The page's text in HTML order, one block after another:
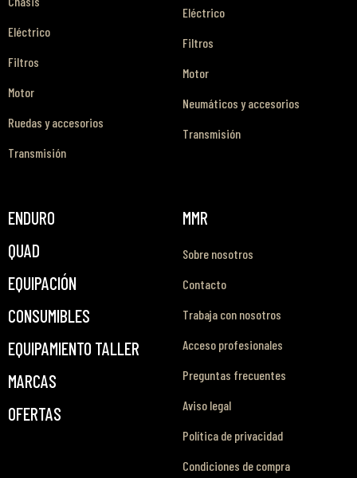
Eléctrico
Filtros
Motor
Ruedas y accesorios
Transmisión
Eléctrico
Filtros
Motor
Neumáticos y accesorios
Transmisión
ENDURO
QUAD
EQUIPACIÓN
CONSUMIBLES
EQUIPAMIENTO TALLER
MARCAS
OFERTAS
MMR
Sobre nosotros
Contacto
Trabaja con nosotros
Acceso profesionales
Preguntas frecuentes
Aviso legal
Política de privacidad
Condiciones de compra